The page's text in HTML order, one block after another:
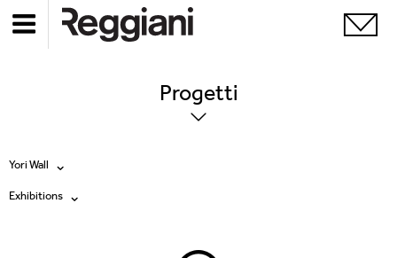
Progetti
Yori Wall
Tutti i prodotti
Exhibitions